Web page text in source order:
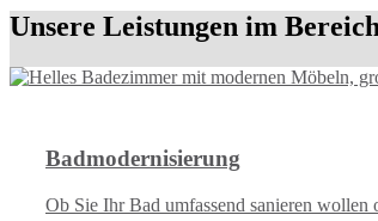
Unsere Leistungen im
Badmodernisierung
Ob Sie Ihr Bad umfassend sanieren